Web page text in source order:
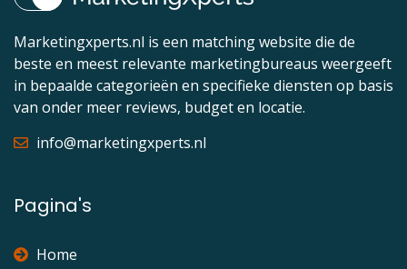
Marketingxperts.nl is een matching website die de
beste en meest relevante marketingbureaus weergeeft
in bepaalde categorieën en specifieke diensten op basis
van onder meer reviews, budget en locatie.
info@marketingxperts.nl
Pagina's
Home